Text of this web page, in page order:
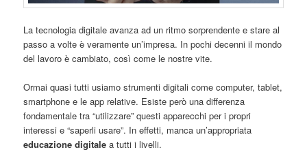
La tecnologia digitale avanza ad un ritmo sorprendente e stare al
passo a volte è veramente un’impresa. In pochi decenni il mondo
del lavoro è cambiato, così come le nostre vite.
Ormai quasi tutti usiamo strumenti digitali come computer, tablet,
smartphone e le app relative. Esiste però una differenza
fondamentale tra “utilizzare” questi apparecchi per i propri
interessi e “saperli usare”. In effetti, manca un’appropriata
educazione digitale a tutti i livelli.